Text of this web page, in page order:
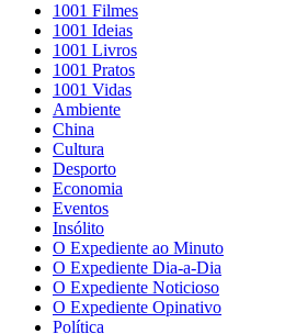
1001 Filmes
1001 Ideias
1001 Livros
1001 Pratos
1001 Vidas
Ambiente
China
Cultura
Desporto
Economia
Eventos
Insólito
O Expediente ao Minuto
O Expediente Dia-a-Dia
O Expediente Noticioso
O Expediente Opinativo
Política